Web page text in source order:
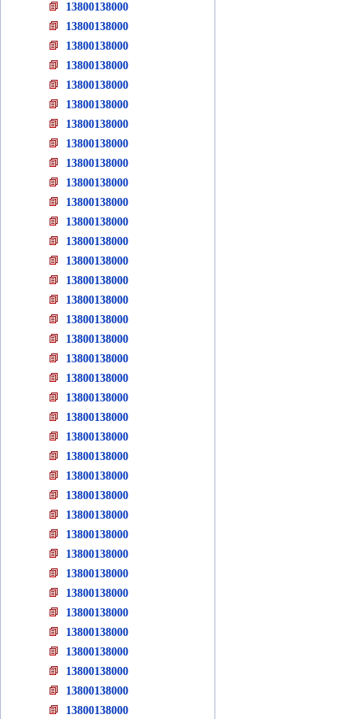
13800138000
13800138000
13800138000
13800138000
13800138000
13800138000
13800138000
13800138000
13800138000
13800138000
13800138000
13800138000
13800138000
13800138000
13800138000
13800138000
13800138000
13800138000
13800138000
13800138000
13800138000
13800138000
13800138000
13800138000
13800138000
13800138000
13800138000
13800138000
13800138000
13800138000
13800138000
13800138000
13800138000
13800138000
13800138000
13800138000
13800138000